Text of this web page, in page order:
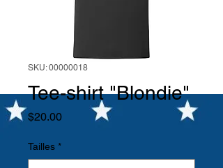
SKU: 00000018
Tee-shirt "Blondie"
$20.00Price
Tailles *